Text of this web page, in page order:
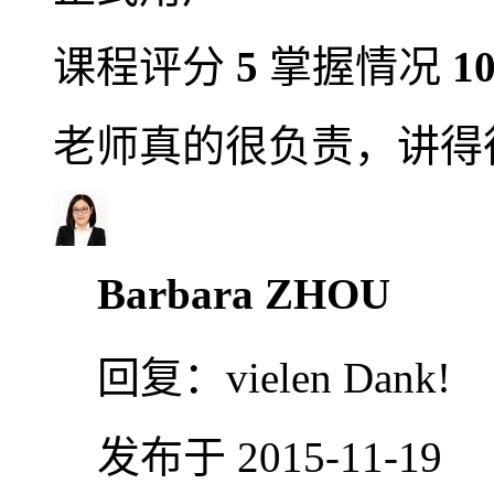
课程评分 5 掌握情况
老师真的很负责，讲得
Barbara ZHOU
回复： vielen Dank!
发布于 2015-11-19